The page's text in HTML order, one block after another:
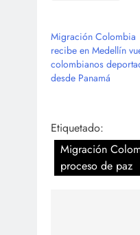
Migración Colombia
recibe en Medellín
colombianos
desde Panamá
Etiquetado:
Migración
proceso de paz